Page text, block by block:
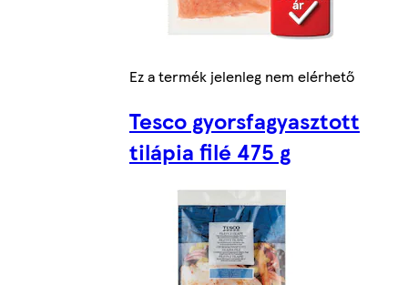
Ez a termék jelenleg nem elérhető
Tesco gyorsfagyasztott
tilápia filé 475 g